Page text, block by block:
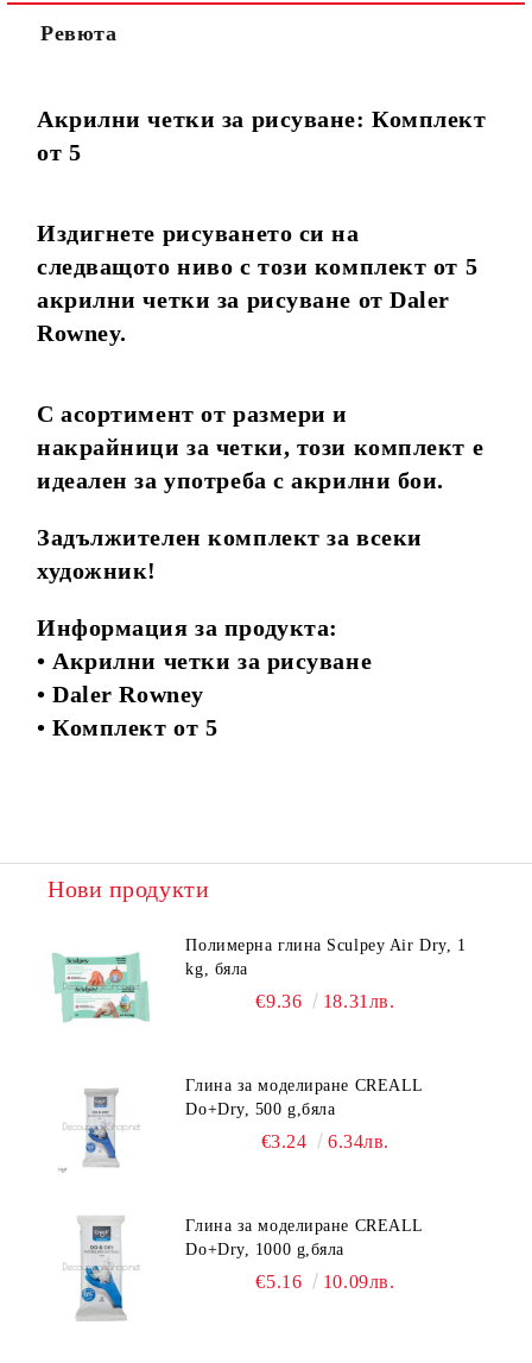
Ревюта
Акрилни четки за рисуване: Комплект
от 5
Издигнете рисуването си на
следващото ниво с този комплект от 5
акрилни четки за рисуване от Daler
Rowney.
С асортимент от размери и
накрайници за четки, този комплект е
идеален за употреба с акрилни бои.
Задължителен комплект за всеки
художник!
Информация за продукта:
• Акрилни четки за рисуване
• Daler Rowney
• Комплект от 5
Нови продукти
Полимерна глина Sculpey Air Dry, 1
kg, бяла
€9.36 18.31лв.
Глина за моделиране CREALL
Do+Dry, 500 g,бяла
€3.24 6.34лв.
Глина за моделиране CREALL
Do+Dry, 1000 g,бяла
€5.16 10.09лв.